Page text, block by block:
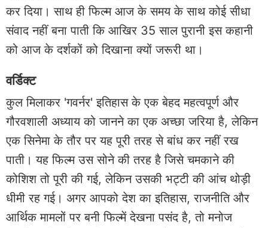
कर दिया। साथ ही फिल्म आज के समय के साथ कोई सीधा
संवाद नहीं बना पाती कि आखिर 35 साल पुरानी इस कहानी
को आज के दर्शकों को दिखाना क्यों जरूरी था।
वर्डिक्ट
कुल मिलाकर 'गवर्नर' इतिहास के एक बेहद महत्वपूर्ण और
गौरवशाली अध्याय को जानने का एक अच्छा जरिया है, लेकिन
एक सिनेमा के तौर पर यह पूरी तरह से बांध कर नहीं रख
पाती। यह फिल्म उस सोने की तरह है जिसे चमकाने की
कोशिश तो पूरी की गई, लेकिन उसकी भट्टी की आंच थोड़ी
धीमी रह गई। अगर आपको देश का इतिहास, राजनीति और
आर्थिक मामलों पर बनी फिल्में देखना पसंद है, तो मनोज